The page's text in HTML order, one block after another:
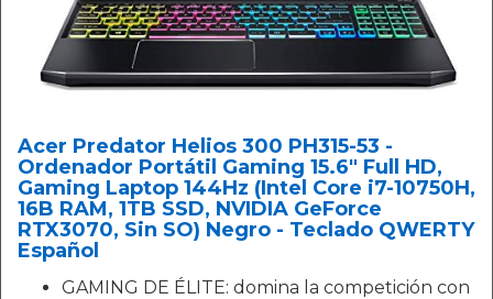
Acer Predator Helios 300 PH315-53 -
Ordenador Portátil Gaming 15.6" Full HD,
Gaming Laptop 144Hz (Intel Core i7-10750H,
16B RAM, 1TB SSD, NVIDIA GeForce
RTX3070, Sin SO) Negro - Teclado QWERTY
Español
GAMING DE ÉLITE: domina la competición con